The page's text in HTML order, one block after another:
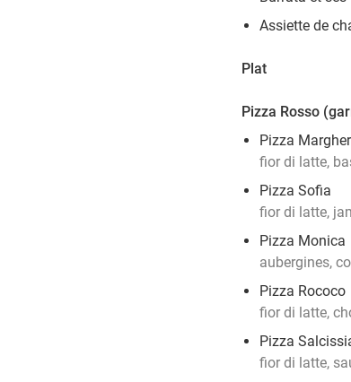
Assiette de
Plat
Pizza Rosso
Pizza
fior di latte,
Pizza Sofia
fior di latte,
Pizza Monica
aubergines,
Pizza Rococo
fior di latte,
Pizza
fior di latte,